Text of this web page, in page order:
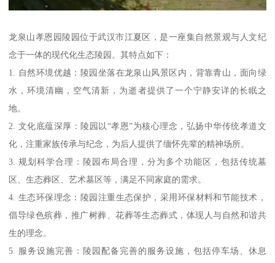
龙泉山孝恩园陵园位于武汉市江夏区，是一座集自然景观与人文纪
念于一体的现代化生态陵园。其特点如下：
1. 自然环境优越：陵园坐落在龙泉山风景区内，背靠青山，面向绿
水，环境清幽，空气清新，为逝者提供了一个宁静安详的长眠之
地。
2. 文化底蕴深厚：陵园以“孝恩”为核心理念，弘扬中华传统孝道文
化，注重家族传承与纪念，为后人提供了缅怀先辈的精神场所。
3. 规划科学合理：陵园布局合理，分为多个功能区，包括传统墓
区、生态葬区、艺术墓区等，满足不同家庭的需求。
4. 生态环保理念：陵园注重生态保护，采用环保材料和节能技术，
倡导绿色殡葬，推广树葬、花葬等生态葬式，体现人与自然和谐共
生的理念。
5. 服务设施完善：陵园配备完善的服务设施，包括停车场、休息